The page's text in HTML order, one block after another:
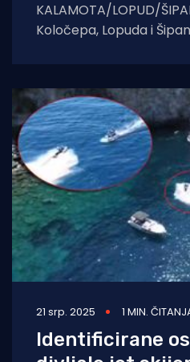
KALAMOTA/LOPUD/
Koločepa, Lopuda i
21 srp. 2025 1 MIN.
Identificirane